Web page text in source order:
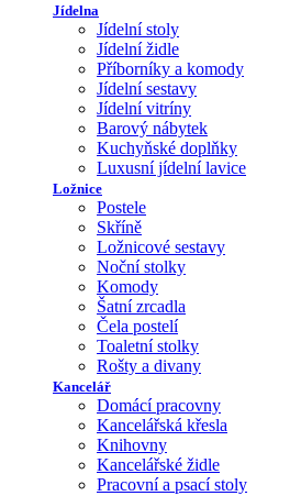
Jídelna
Jídelní stoly
Jídelní židle
Příborníky a komody
Jídelní sestavy
Jídelní vitríny
Barový nábytek
Kuchyňské doplňky
Luxusní jídelní lavice
Ložnice
Postele
Skříně
Ložnicové sestavy
Noční stolky
Komody
Šatní zrcadla
Čela postelí
Toaletní stolky
Rošty a divany
Kancelář
Domácí pracovny
Kancelářská křesla
Knihovny
Kancelářské židle
Pracovní a psací stoly